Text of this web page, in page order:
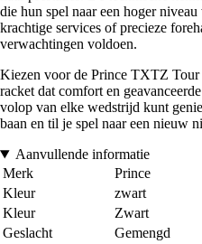
die hun spel naar een hoger
krachtige services of precieze
verwachtingen voldoen.
Kiezen voor de Prince TXTZ Tour
racket dat comfort en
volop van elke wedstrijd kunt
baan en til je spel naar een nieuw
Aanvullende informatie
Merk
Prince
Kleur
zwart
Kleur
Zwart
Geslacht
Gemengd